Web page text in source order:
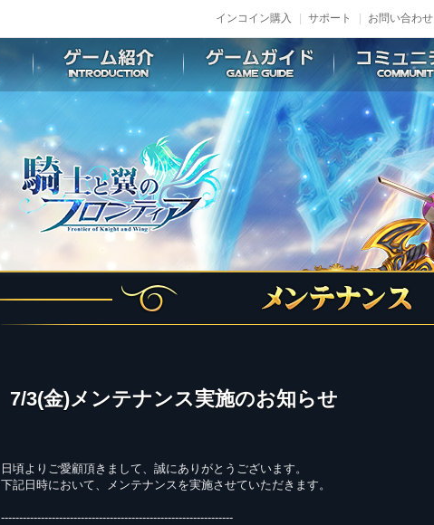
インコイン購入 サポート お問い合わせ
7/3(金)メンテナンス実施のお知らせ
日頃よりご愛顧頂きまして、誠にありがとうございます。
下記日時において、メンテナンスを実施させていただきます。
----------------------------------------------------------------